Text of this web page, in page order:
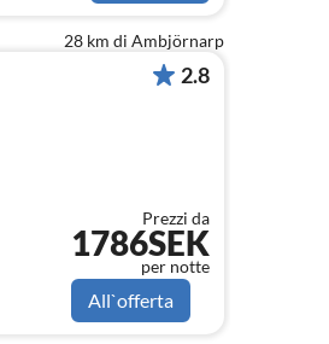
28 km di Ambjörnarp
2.8
Prezzi da
1786SEK
per notte
All`offerta